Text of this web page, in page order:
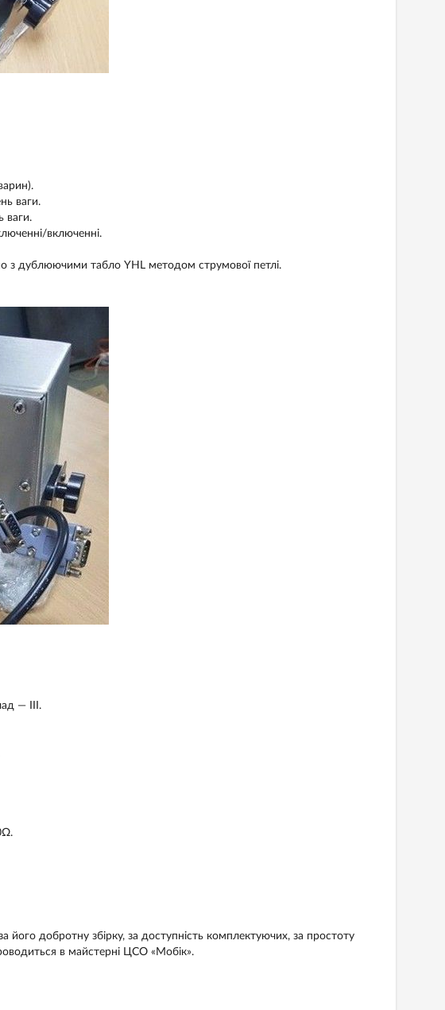
ваги.
ваги.
включенні.
з дублюючими табло YHL методом струмової петлі.
— III.
добротну збірку, за доступність комплектуючих, за простоту
в майстерні ЦСО «Мобік».